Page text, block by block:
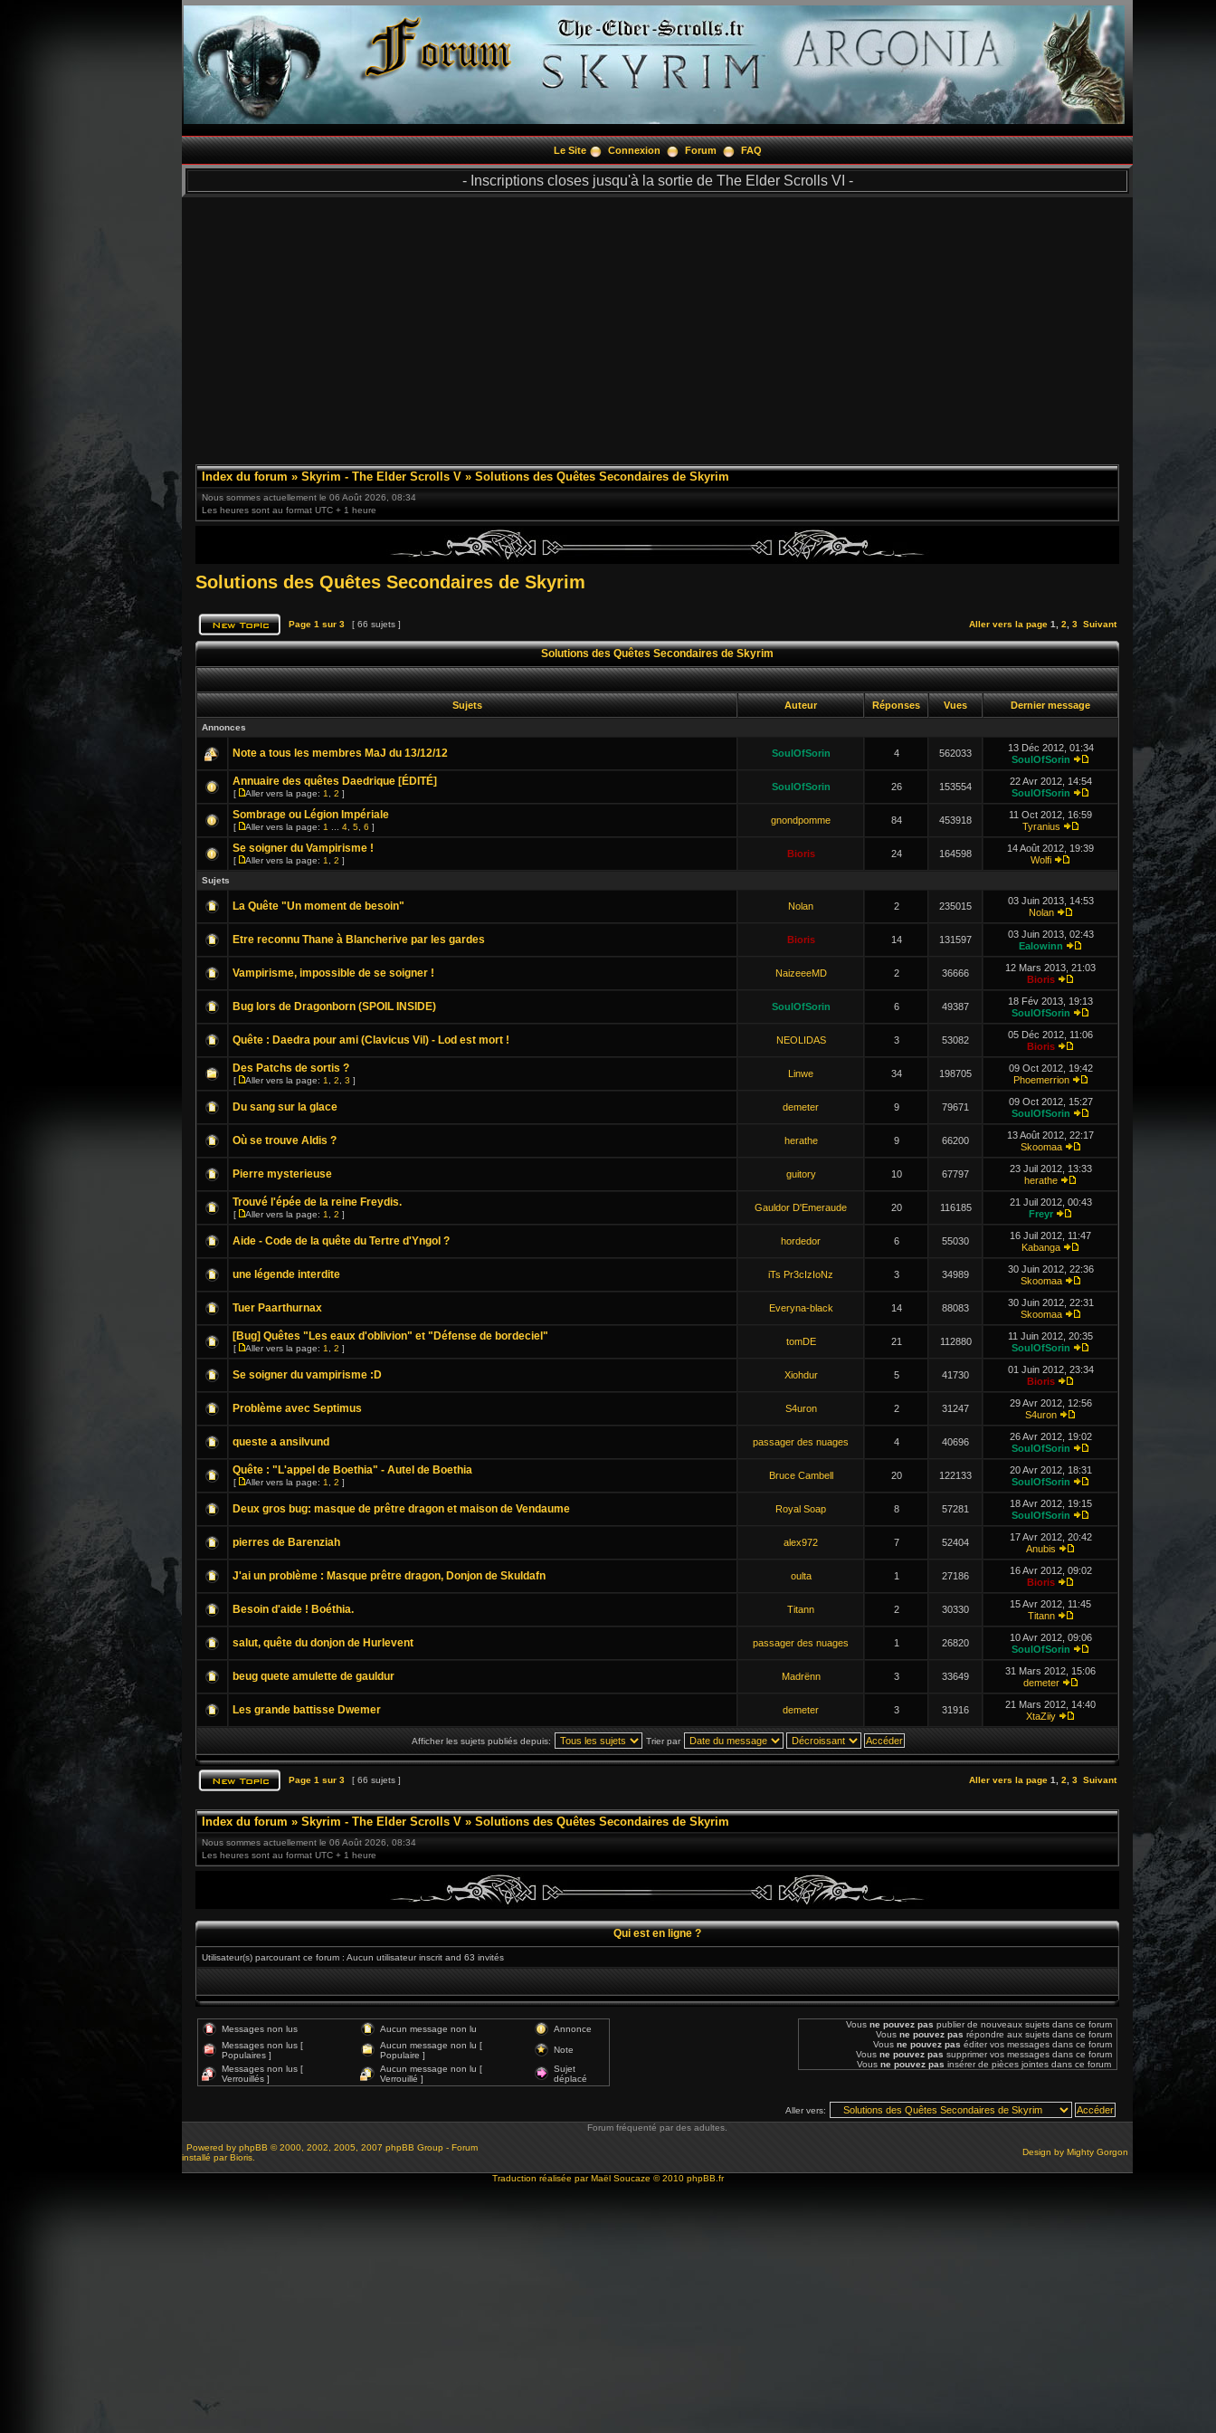
Le Site Connexion Forum FAQ
- Inscriptions closes jusqu'à la sortie de The Elder Scrolls VI -
Index du forum » Skyrim - The Elder Scrolls V » Solutions des Quêtes Secondaires de Skyrim
Nous sommes actuellement le 06 Août 2026, 08:34
Les heures sont au format UTC + 1 heure
Solutions des Quêtes Secondaires de Skyrim
Page 1 sur 3 [ 66 sujets ] Aller vers la page 1 2 3 Suivant
Solutions des Quêtes Secondaires de Skyrim
Sujets Auteur Réponses Vues Dernier message
Annonces
Note a tous les membres MaJ du 13/12/12 SoulOfSorin 4 562033
13 Déc 2012, 01:34
SoulOfSorin
Annuaire des quêtes Daedrique [ÉDITÉ]
[ Aller vers la page: 1 2 ]
SoulOfSorin 26 153554
22 Avr 2012, 14:54
SoulOfSorin
Sombrage ou Légion Impériale
[ Aller vers la page: 1 4 5 6 ]
gnondpomme 84 453918
11 Oct 2012, 16:59
Tyranius
Se soigner du Vampirisme !
[ Aller vers la page: 1 2 ]
Bioris 24 164598
14 Août 2012, 19:39
Wolfi
Sujets
La Quête "Un moment de besoin" Nolan 2 235015
03 Juin 2013, 14:53
Nolan
Etre reconnu Thane à Blancherive par les gardes Bioris 14 131597
03 Juin 2013, 02:43
Ealowinn
Vampirisme, impossible de se soigner ! NaizeeeMD 2 36666
12 Mars 2013, 21:03
Bioris
Bug lors de Dragonborn (SPOIL INSIDE) SoulOfSorin 6 49387
18 Fév 2013, 19:13
SoulOfSorin
Quête : Daedra pour ami (Clavicus Vil) - Lod est mort ! NEOLIDAS 3 53082
05 Déc 2012, 11:06
Bioris
Des Patchs de sortis ?
[ Aller vers la page: 1 2 3 ]
Linwe 34 198705
09 Oct 2012, 19:42
Phoemerrion
Du sang sur la glace demeter 9 79671
09 Oct 2012, 15:27
SoulOfSorin
Où se trouve Aldis ? herathe 9 66200
13 Août 2012, 22:17
Skoomaa
Pierre mysterieuse guitory 10 67797
23 Juil 2012, 13:33
herathe
Trouvé l'épée de la reine Freydis.
[ Aller vers la page: 1 2 ]
Gauldor D'Emeraude 20 116185
21 Juil 2012, 00:43
Freyr
Aide - Code de la quête du Tertre d'Yngol ? hordedor 6 55030
16 Juil 2012, 11:47
Kabanga
une légende interdite iTs Pr3cIzIoNz 3 34989
30 Juin 2012, 22:36
Skoomaa
Tuer Paarthurnax Everyna-black 14 88083
30 Juin 2012, 22:31
Skoomaa
[Bug] Quêtes "Les eaux d'oblivion" et "Défense de bordeciel"
[ Aller vers la page: 1 2 ]
tomDE 21 112880
11 Juin 2012, 20:35
SoulOfSorin
Se soigner du vampirisme :D Xiohdur 5 41730
01 Juin 2012, 23:34
Bioris
Problème avec Septimus S4uron 2 31247
29 Avr 2012, 12:56
S4uron
queste a ansilvund passager des nuages 4 40696
26 Avr 2012, 19:02
SoulOfSorin
Quête : "L'appel de Boethia" - Autel de Boethia
[ Aller vers la page: 1 2 ]
Bruce Cambell 20 122133
20 Avr 2012, 18:31
SoulOfSorin
Deux gros bug: masque de prêtre dragon et maison de Vendaume Royal Soap 8 57281
18 Avr 2012, 19:15
SoulOfSorin
pierres de Barenziah alex972 7 52404
17 Avr 2012, 20:42
Anubis
J'ai un problème : Masque prêtre dragon, Donjon de Skuldafn oulta 1 27186
16 Avr 2012, 09:02
Bioris
Besoin d'aide ! Boéthia. Titann 2 30330
15 Avr 2012, 11:45
Titann
salut, quête du donjon de Hurlevent passager des nuages 1 26820
10 Avr 2012, 09:06
SoulOfSorin
beug quete amulette de gauldur Madrënn 3 33649
31 Mars 2012, 15:06
demeter
Les grande battisse Dwemer demeter 3 31916
21 Mars 2012, 14:40
XtaZiiy
Afficher les sujets publiés depuis: Trier par
Page 1 sur 3 [ 66 sujets ] Aller vers la page 1 2 3 Suivant
Index du forum » Skyrim - The Elder Scrolls V » Solutions des Quêtes Secondaires de Skyrim
Nous sommes actuellement le 06 Août 2026, 08:34
Les heures sont au format UTC + 1 heure
Qui est en ligne ?
Utilisateur(s) parcourant ce forum : Aucun utilisateur inscrit and 63 invités
Messages non lus Aucun message non lu
Annonce
Messages non lus [
Populaires ]
Aucun message non lu [
Populaire ]
Note
Messages non lus [
Verrouillés ]
Aucun message non lu [
Verrouillé ]
Sujet
déplacé
Vous ne pouvez pas publier de nouveaux sujets dans ce forum
Vous ne pouvez pas répondre aux sujets dans ce forum
Vous ne pouvez pas éditer vos messages dans ce forum
Vous ne pouvez pas supprimer vos messages dans ce forum
Vous ne pouvez pas insérer de pièces jointes dans ce forum
Aller vers:
Forum fréquenté par des adultes.
Powered by phpBB © 2000, 2002, 2005, 2007 phpBB Group - Forum
installé par Bioris.
Design by Mighty Gorgon
Traduction réalisée parMaël Soucaze © 2010 phpBB.fr